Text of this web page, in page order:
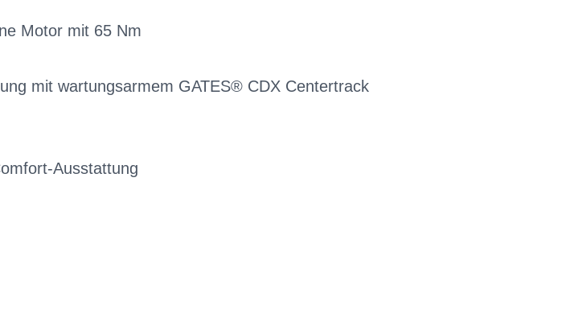
Motor mit 65 Nm
mit wartungsarmem GATES® CDX Centertrack
Ausstattung